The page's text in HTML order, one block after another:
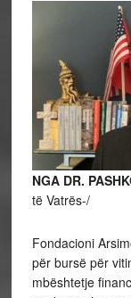
NGA DR.
të Vatrës-/
Fondacioni
për bursë për
mbështetje